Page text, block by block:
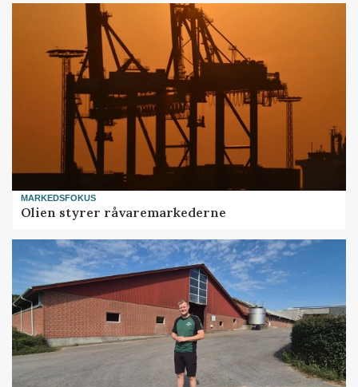
MARKEDSFOKUS
Olien styrer råvaremarkederne